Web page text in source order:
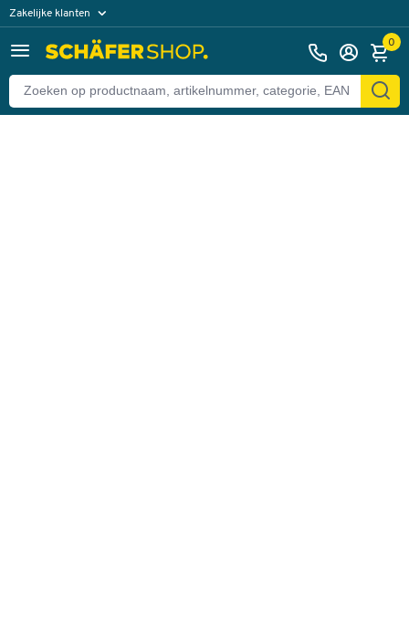
Zakelijke klanten
Particuliere klanten 0
Terug